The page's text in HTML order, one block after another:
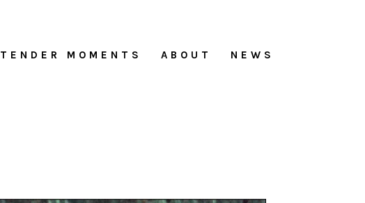
TENDER MOMENTS ABOUT NEWS